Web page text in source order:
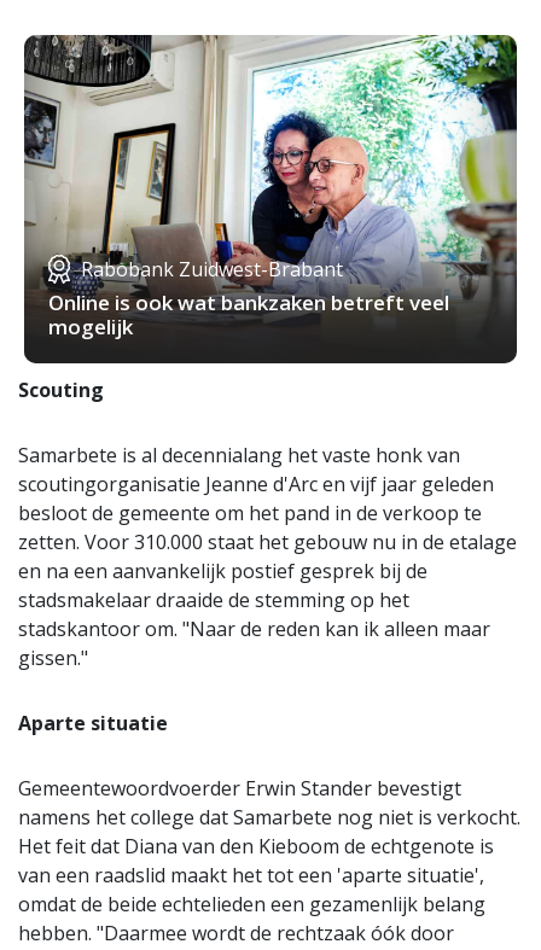
Rabobank Zuidwest-Brabant
Online is ook wat bankzaken betreft veel
mogelijk
Scouting
Samarbete is al decennialang het vaste honk van
scoutingorganisatie Jeanne d'Arc en vijf jaar geleden
besloot de gemeente om het pand in de verkoop te
zetten. Voor 310.000 staat het gebouw nu in de etalage
en na een aanvankelijk postief gesprek bij de
stadsmakelaar draaide de stemming op het
stadskantoor om. "Naar de reden kan ik alleen maar
gissen."
Aparte situatie
Gemeentewoordvoerder Erwin Stander bevestigt
namens het college dat Samarbete nog niet is verkocht.
Het feit dat Diana van den Kieboom de echtgenote is
van een raadslid maakt het tot een 'aparte situatie',
omdat de beide echtelieden een gezamenlijk belang
hebben. "Daarmee wordt de rechtzaak óók door